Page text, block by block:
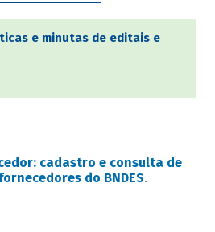
e minutas de editais e
cadastro e consulta de
do BNDES.